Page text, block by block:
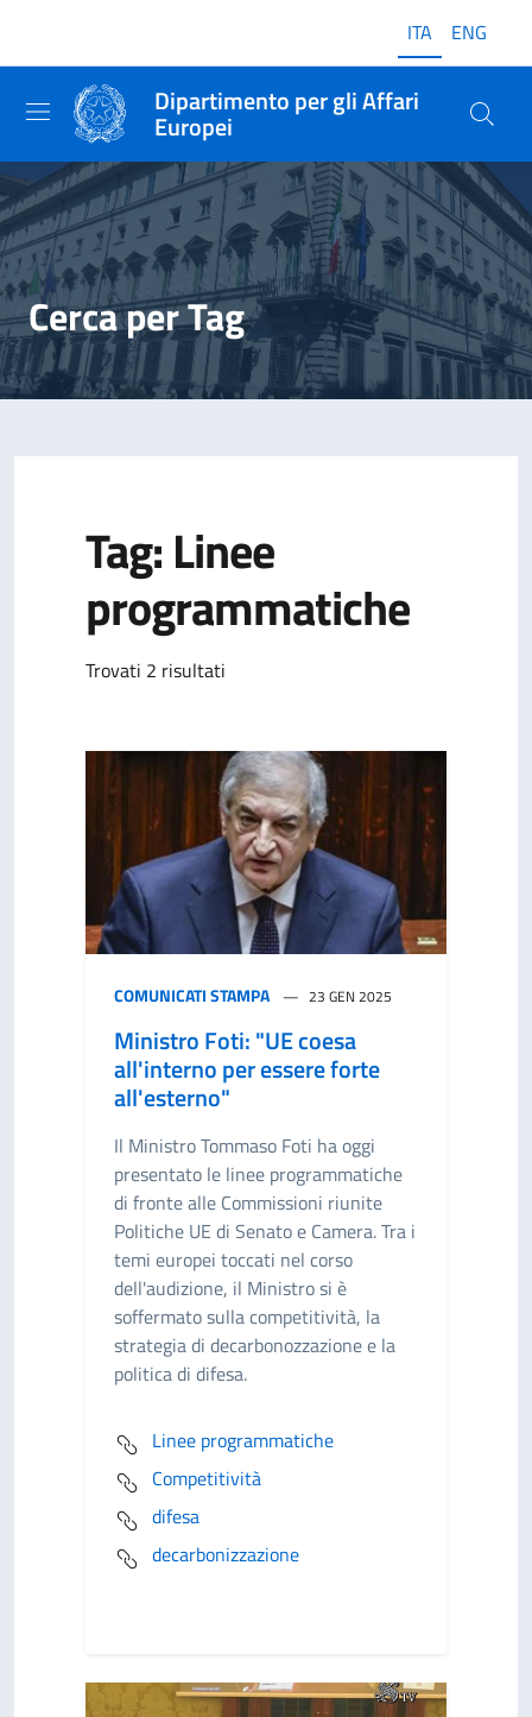
ITA ENG
Dipartimento per gli Affari
Europei
Cerca per Tag
Tag: Linee
programmatiche
Trovati 2 risultati
COMUNICATI STAMPA 23 GEN 2025
Ministro Foti: "UE coesa
all'interno per essere forte
all'esterno"
Il Ministro Tommaso Foti ha oggi
presentato le linee programmatiche
di fronte alle Commissioni riunite
Politiche UE di Senato e Camera. Tra i
temi europei toccati nel corso
dell'audizione, il Ministro si è
soffermato sulla competitività, la
strategia di decarbonozzazione e la
politica di difesa.
Linee programmatiche
Competitività
difesa
decarbonizzazione